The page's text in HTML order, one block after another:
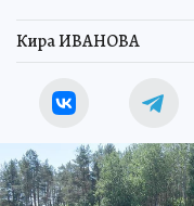
Кира ИВАНОВА